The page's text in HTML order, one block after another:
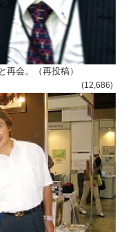
再会。（再投稿）
(12,686)